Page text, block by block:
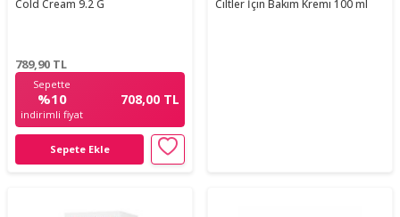
Cold Cream 9.2 G
789,90 TL
Sepette
%10
indirimli fiyat
708,00 TL
Sepete Ekle
Ciltler İçin Bakım Kremi 100 ml